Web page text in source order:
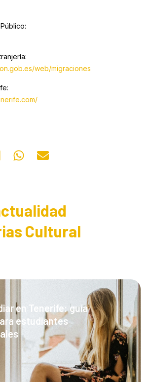
web/migraciones
Cultural
en Tenerife: guía
estudiantes